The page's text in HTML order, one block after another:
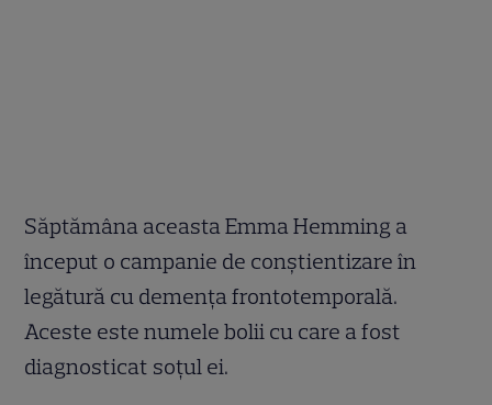
Săptămâna aceasta Emma Hemming a
început o campanie de conștientizare în
legătură cu demența frontotemporală.
Aceste este numele bolii cu care a fost
diagnosticat soțul ei.